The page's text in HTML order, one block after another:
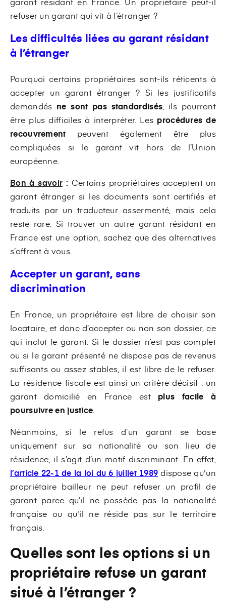
refuser un garant qui vit à l’étranger ?
Les difficultés liées au garant résidant
à l’étranger
Pourquoi certains propriétaires sont-ils réticents à
accepter un garant étranger ? Si les justificatifs
demandés ne sont pas standardisés , ils pourront
être plus difficiles à interpréter. Les procédures de
recouvrement peuvent également être plus
compliquées si le garant vit hors de l’Union
européenne.
Bon à savoir : Certains propriétaires acceptent un
garant étranger si les documents sont certifiés et
traduits par un traducteur assermenté, mais cela
reste rare. Si trouver un autre garant résidant en
France est une option, sachez que des alternatives
s’offrent à vous.
Accepter un garant, sans
discrimination
En France, un propriétaire est libre de choisir son
locataire, et donc d’accepter ou non son dossier, ce
qui inclut le garant. Si le dossier n’est pas complet
ou si le garant présenté ne dispose pas de revenus
suffisants ou assez stables, il est libre de le refuser.
La résidence fiscale est ainsi un critère décisif : un
garant domicilié en France est plus facile à
poursuivre en justice
Néanmoins, si le refus d’un garant se base
uniquement sur sa nationalité ou son lieu de
résidence, il s’agit d’un motif discriminant. En effet,
l’article 22-1 de la loi du 6 juillet 1989 dispose qu'un
propriétaire bailleur ne peut refuser un profil de
garant parce qu’il ne possède pas la nationalité
française ou qu'il ne réside pas sur le territoire
français.
Quelles sont les options si un
propriétaire refuse un garant
situé à l’étranger ?